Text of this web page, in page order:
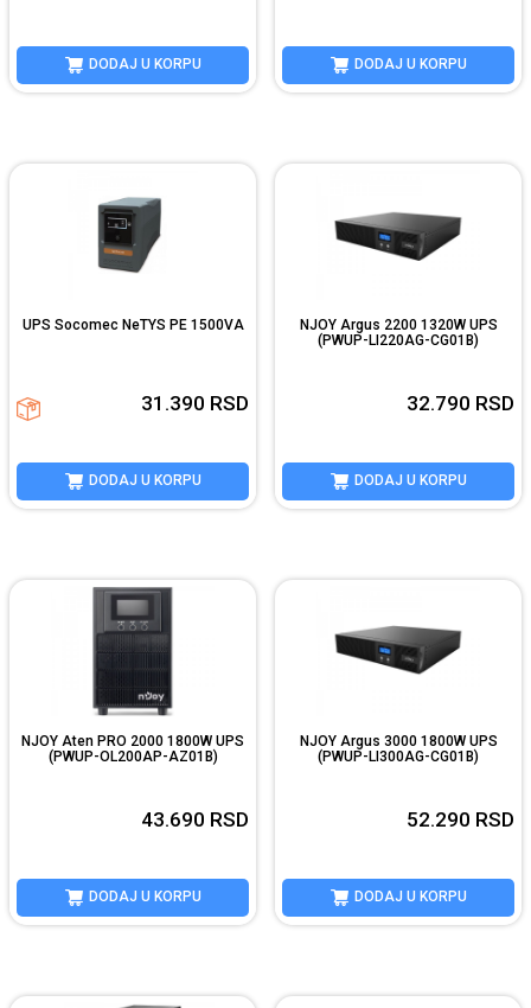
DODAJ U KORPU DODAJ U KORPU
UPS Socomec NeTYS PE 1500VA
31.390 RSD
DODAJ U KORPU
NJOY Argus 2200 1320W UPS
(PWUP-LI220AG-CG01B)
32.790 RSD
DODAJ U KORPU
NJOY Aten PRO 2000 1800W UPS
(PWUP-OL200AP-AZ01B)
43.690 RSD
DODAJ U KORPU
NJOY Argus 3000 1800W UPS
(PWUP-LI300AG-CG01B)
52.290 RSD
DODAJ U KORPU